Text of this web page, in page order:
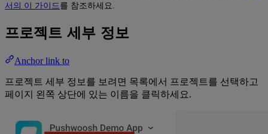
서의 이 가이드 를 참조하세요.
프로젝트 세부 정보
Anchor link to
프로젝트 세부 정보를 보려면 목록에서 프로젝트를 선택하고
페이지 왼쪽 상단에 있는 이름을 클릭하세요.